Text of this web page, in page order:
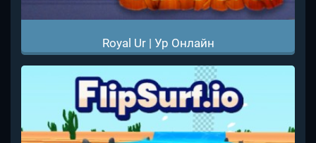
Royal Ur | Ур Онлайн